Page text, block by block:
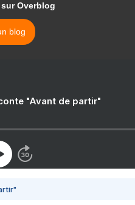
Overblog
blog
"Avant de partir"